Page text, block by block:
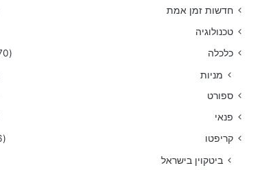
חדשות זמן אמת
טכנולוגיה
כלכלה
(1,370)
מניות
ספורט
פנאי
קריפטו
(206)
ביטקוין בישראל